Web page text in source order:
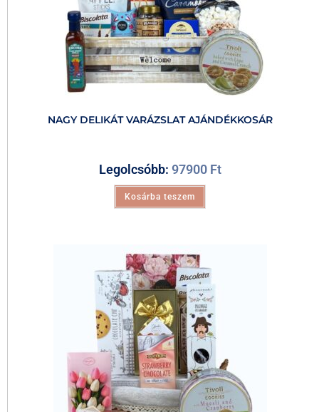
NAGY DELIKÁT VARÁZSLAT AJÁNDÉKKOSÁR
Legolcsóbb: 97900 Ft
Kosárba teszem